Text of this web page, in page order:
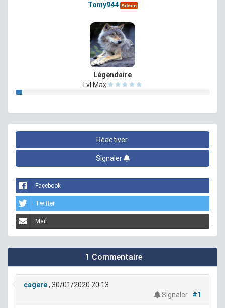
Tomy944 Admin
Légendaire
Lvl Max
Réactiver
Signaler
Facebook
Twitter
Mail
1 Commentaire
cagere, 30/01/2020 20:13
Signaler
#1